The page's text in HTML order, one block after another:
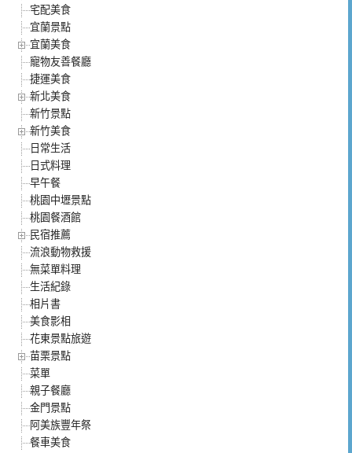
宅配美食
宜蘭景點
宜蘭美食
寵物友善餐廳
捷運美食
新北美食
新竹景點
新竹美食
日常生活
日式料理
早午餐
桃園中壢景點
桃園餐酒館
民宿推薦
流浪動物救援
無菜單料理
生活紀錄
相片書
美食影相
花東景點旅遊
苗栗景點
菜單
親子餐廳
金門景點
阿美族豐年祭
餐車美食